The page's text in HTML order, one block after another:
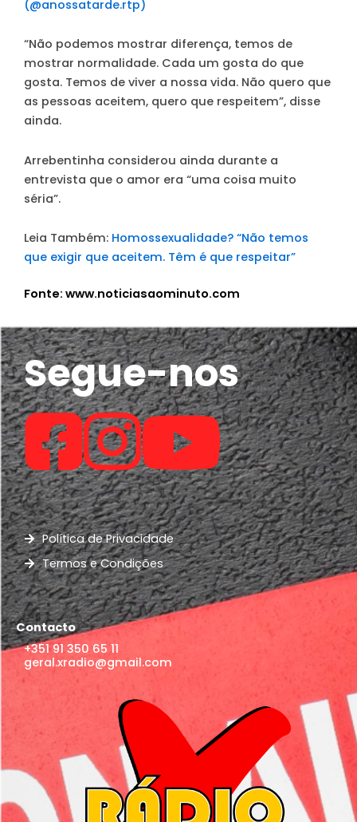
(@anossatarde.rtp)
“Não podemos mostrar diferença, temos de
mostrar normalidade. Cada um gosta do que
gosta. Temos de viver a nossa vida. Não quero que
as pessoas aceitem, quero que respeitem”, disse
ainda.
Arrebentinha considerou ainda durante a
entrevista que o amor era “uma coisa muito
séria”.
Leia Também: Homossexualidade? “Não temos
que exigir que aceitem. Têm é que respeitar”
Fonte: www.noticiasaominuto.com
Segue-nos
Política de Privacidade
Termos e Condições
Contacto
+351 91 350 65 11
geral.xradio@gmail.com